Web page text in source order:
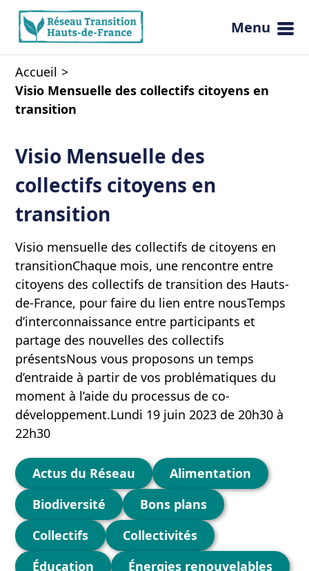
Ouvrir
Menu
Accueil
Visio Mensuelle des collectifs citoyens en
transition
Visio Mensuelle des
collectifs citoyens en
transition
Visio mensuelle des collectifs de citoyens en
transitionChaque mois, une rencontre entre
citoyens des collectifs de transition des Hauts-
de-France, pour faire du lien entre nousTemps
d’interconnaissance entre participants et
partage des nouvelles des collectifs
présentsNous vous proposons un temps
d’entraide à partir de vos problématiques du
moment à l’aide du processus de co-
développement.Lundi 19 juin 2023 de 20h30 à
22h30
Catégories
Actus du Réseau
Alimentation
Biodiversité
Bons plans
Collectifs
Collectivités
Éducation
Énergies renouvelables